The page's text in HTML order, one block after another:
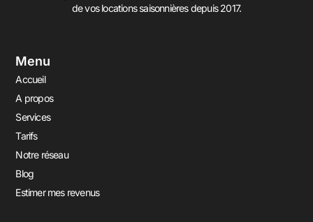
de vos locations saisonnières depuis 2017.
Menu
Accueil
A propos
Services
Tarifs
Notre réseau
Blog
Estimer mes revenus